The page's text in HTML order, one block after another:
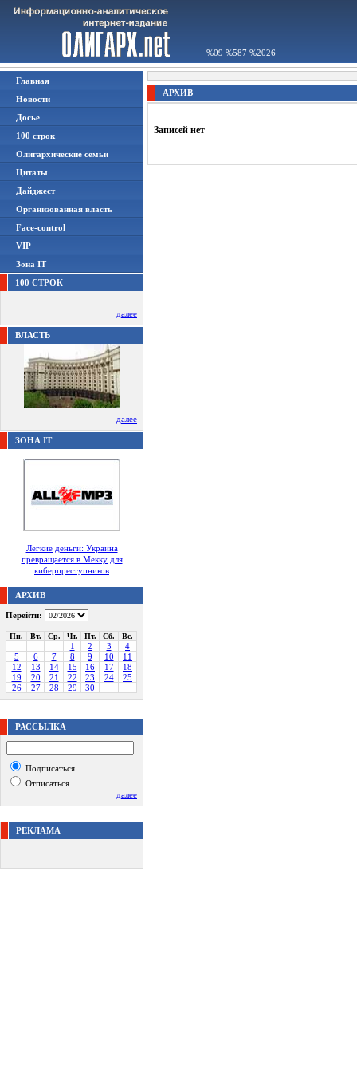
%09 %587 %2026
Главная
Новости
Досье
100 строк
Олигархические семьи
Цитаты
Дайджест
Организованная власть
Face-control
VIP
Зона IT
100 СТРОК
далее
ВЛАСТЬ
далее
ЗОНА IT
Легкие деньги: Украина
превращается в Мекку для
киберпреступников
АРХИВ
Перейти:
Пн. Вт. Ср. Чт. Пт. Сб. Вс.
1 2 3
4
5
6 7 8 9 10
11
12
13 14 15 16 17
18
19
20 21 22 23 24
25
26
27 28 29 30
РАССЫЛКА
Подписаться
Отписаться
далее
РЕКЛАМА
АРХИВ
Записей нет